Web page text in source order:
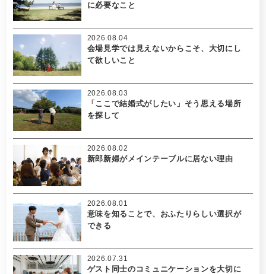
に必要なこと
会場見学では見えないからこそ、大切にし
て欲しいこと
2026.08.04
「ここで結婚式がしたい」そう思える場所
を探して
2026.08.03
新郎新婦がメインテーブルに居ない理由
2026.08.02
意味を知ることで、おふたりらしい選択が
できる
2026.08.01
ゲスト同士のコミュニケーションを大切に
2026.07.31